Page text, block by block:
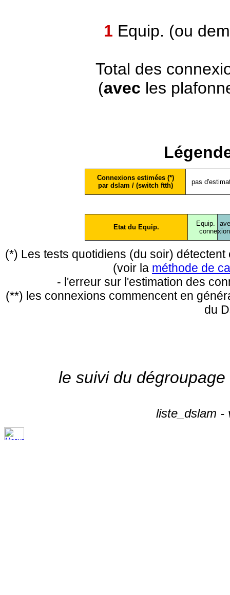
1 Equip. (ou
Total des
(avec les
Connexions estimées (*)
par dslam / (switch ftth)
pas
Etat du Equip.
Equip.
conne
(*) Les tests quotidiens (du soir)
(voir la méthode de
- l'erreur sur l'estimation des
(**) les connexions commencent en
du
le suivi du
liste_dslam -